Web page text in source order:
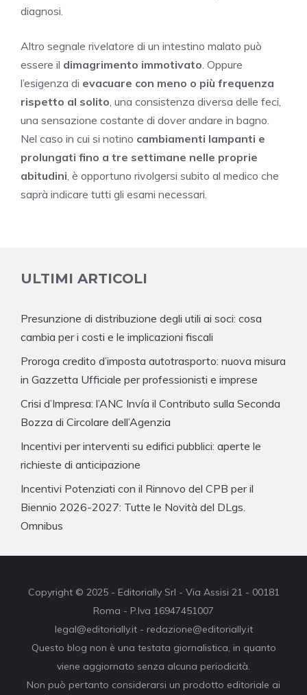
diagnosi.
Altro segnale rivelatore di un intestino malato può
essere il dimagrimento immotivato . Oppure
l’esigenza di evacuare con meno o più frequenza
rispetto al solito , una consistenza diversa delle feci,
una sensazione costante di dover andare in bagno.
Nel caso in cui si notino cambiamenti lampanti e
prolungati fino a tre settimane nelle proprie
abitudini , è opportuno rivolgersi subito al medico che
saprà indicare tutti gli esami necessari.
ULTIMI ARTICOLI
Presunzione di distribuzione degli utili ai soci: cosa
cambia per i costi e le implicazioni fiscali
Proroga credito d’imposta autotrasporto: nuova misura
in Gazzetta Ufficiale per professionisti e imprese
Crisi d’Impresa: l’ANC Invía il Contributo sulla Seconda
Bozza di Circolare dell’Agenzia
Incentivi per interventi su edifici pubblici: aperte le
richieste di anticipazione
Incentivi Potenziati con il Rinnovo del CPB per il
Biennio 2026-2027: Tutte le Novità del DLgs.
Omnibus
Copyright © 2025 - Editorially Srl - Via Assisi 21 - 00181
Roma - P.Iva 16947451007
legal@editorially.it - redazione@editorially.it
Questo blog non è una testata giornalistica, in quanto
viene aggiornato senza alcuna periodicità.
Non può pertanto considerarsi un prodotto editoriale ai